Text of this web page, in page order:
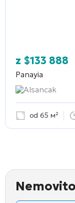
z $133 888
Panayia
Alsancak
od 65 м²